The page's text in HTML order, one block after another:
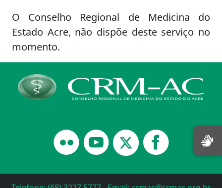
O Conselho Regional de Medicina do
Estado Acre, não dispõe deste serviço no
momento.